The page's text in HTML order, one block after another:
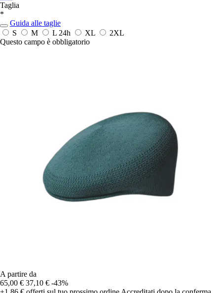
Taglia
*
Guida alle taglie
S
M L 24h XL
2XL
Questo campo è obbligatorio
A partire da
65,00 € 37,10 € -43%